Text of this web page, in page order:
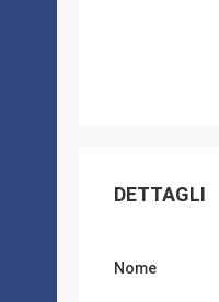
DETTAGLI
Nome